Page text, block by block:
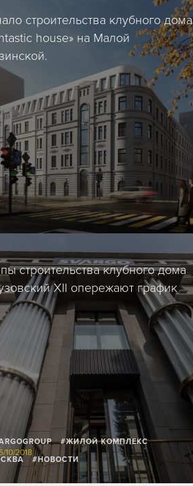
строительства клубного дома
house» на Малой
строительства клубного дома
XII опережают график
10/2018
#ЖИЛОЙ КОМПЛЕКС
#НОВОСТИ